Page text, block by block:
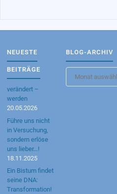
NEUESTE
BEITRÄGE
verändert –
werden
20.05.2026
Führe uns nicht
in Versuchung,
sondern erlöse
uns lieber…!
18.11.2025
Ein Bistum findet
seine DNA:
Transformation!
BLOG-ARCHIV
Archiv